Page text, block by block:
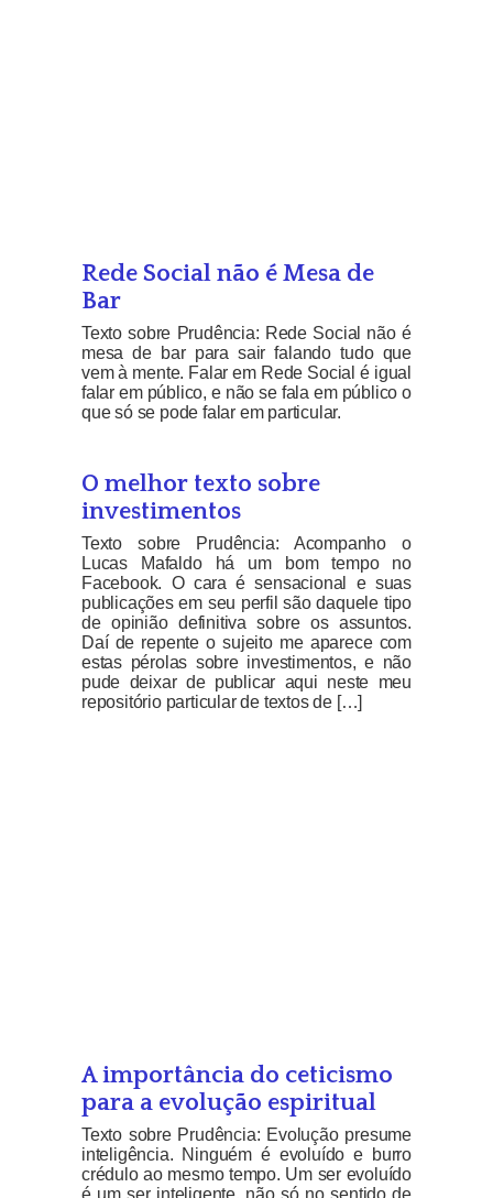
Rede Social não é Mesa de
Bar
Texto sobre Prudência: Rede Social não é
mesa de bar para sair falando tudo que
vem à mente. Falar em Rede Social é igual
falar em público, e não se fala em público o
que só se pode falar em particular.
O melhor texto sobre
investimentos
Texto sobre Prudência: Acompanho o
Lucas Mafaldo há um bom tempo no
Facebook. O cara é sensacional e suas
publicações em seu perfil são daquele tipo
de opinião definitiva sobre os assuntos.
Daí de repente o sujeito me aparece com
estas pérolas sobre investimentos, e não
pude deixar de publicar aqui neste meu
repositório particular de textos de […]
A importância do ceticismo
para a evolução espiritual
Texto sobre Prudência: Evolução presume
inteligência. Ninguém é evoluído e burro
crédulo ao mesmo tempo. Um ser evoluído
é um ser inteligente, não só no sentido de